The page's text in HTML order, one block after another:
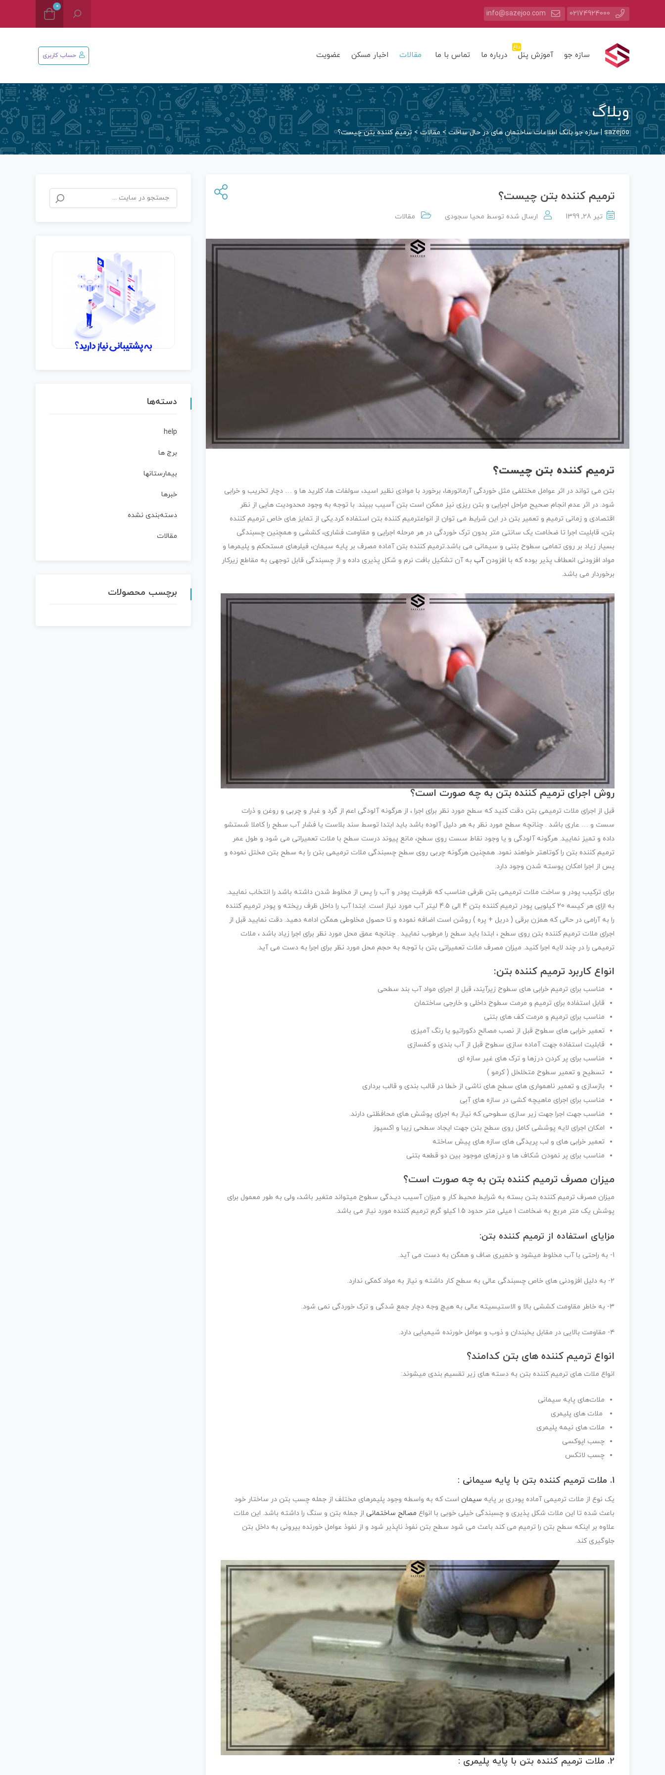
02174924000
info@sazejoo.com
0
سازه جو آموزش پنل
داغ
درباره ما تماس با ما مقالات اخبار مسکن عضویت حساب کاربری
وبلاگ
sazejoo | سازه جو بانک اطلاعات ساختمان های در حال ساخت >مقالات > ترمیم کننده بتن چیست؟
ترمیم کننده بتن چیست؟
تیر 28, 1399 ارسال شده توسط محیا سجودی مقالات
ترمیم کننده بتن چیست؟
بتن می تواند در اثر عوامل مختلفی مثل خوردگی آرماتورها، برخورد با موادی نظیر اسید، سولفات ها، کلرید ها و … دچار تخریب و خرابی
شود. در اثر عدم انجام صحیح مراحل اجرایی و بتن ریزی نیز ممکن است بتن آسیب ببیند. با توجه به وجود محدودیت هایی از نظر
اقتصادی و زمانی ترمیم و تعمیر بتن در این شرایط می توان از انواعترمیم کننده بتن استفاده کرد.یکی از تمایز های خاص ترمیم کننده
بتن، قابلیت اجرا تا ضخامت یک سانتی متر بدون ترک خوردگی در هر مرحله اجرایی و مقاومت فشاری، کششی و همچنین چسبندگی
بسیار زیاد بر روی تمامی سطوح بتنی و سیمانی می باشد.ترمیم کننده بتن آماده مصرف بر پایه سیمان، فیلرهای مستحکم و پلیمرها و
مواد افزودنی انعطاف پذیر بوده که با افزودنآب به آن تشکیل بافت نرم و شکل پذیری داده و از چسبندگی قابل توجهی به مقاطع زیرکار
برخوردار می باشد.
روش اجرای ترمیم کننده بتن به چه صورت است؟
قبل از اجرای ملات ترمیمی بتن دقت کنید که سطح مورد نظر برای اجرا ، از هرگونه آلودگی اعم از گرد و غبار و چربی و روغن و ذرات
سست و … عاری باشد . چنانچه سطح مورد نظر به هر دلیل آلوده باشد باید ابتدا توسط سند بلاست یا فشار آب سطح را کاملا شستشو
داده و تمیز نمایید. هرگونه آلودگی و یا وجود نقاط سست روی سطح، مانع پیوند درست سطح با ملات تعمیراتی می شود و طول عمر
ترمیم کننده بتن را کوتاهتر خواهند نمود. همچنین هرگونه چربی روی سطح چسبندگی ملات ترمیمی بتن را به سطح بتن مختل نموده و
پس از اجرا امکان پوسته شدن وجود دارد.
برای ترکیب پودر و ساخت ملات ترمیمی بتن ظرفی مناسب که ظرفیت پودر و آب را پس از مخلوط شدن داشته باشد را انتخاب نمایید.
به ازای هر کیسه 20 کیلویی پودر ترمیم کننده بتن 4 الی 4.5 لیتر آب مورد نیاز است. ابتدا آب را داخل ظرف ریخته و پودر ترمیم کننده
را به آرامی در حالی که همزن برقی ( دریل + پره ) روشن است اضافه نموده و تا حصول مخلوطی همگن ادامه دهید. دقت نمایید قبل از
اجرای ملات ترمیم کننده بتن روی سطح ، ابتدا باید سطح را مرطوب نمایید . چنانچه عمق محل مورد نظر برای اجرا زیاد باشد ، ملات
ترمیمی را در چند لایه اجرا کنید. میزان مصرف ملات تعمیراتی بتن با توجه به حجم محل مورد نظر برای اجرا به دست می آید.
انواع کاربرد ترمیم کننده بتن:
مناسب برای ترمیم خرابی های سطوح زیرآیند، قبل از اجرای مواد آب بند سطحی
قابل استفاده برای ترمیم و مرمت سطوح داخلی و خارجی ساختمان
مناسب برای ترمیم و مرمت کف های بتنی
تعمیر خرابی های سطوح قبل از نصب مصالح دکوراتیو یا رنگ آمیزی
قابلیت استفاده جهت آماده سازی سطوح قبل از آب بندی و کفسازی
مناسب برای پر کردن درزها و ترک های غیر سازه ای
تسطیح و تعمیر سطوح متخلخل ( کرمو )
بازسازی و تعمیر ناهمواری های سطح های ناشی از خطا در قالب بندی و قالب برداری
مناسب برای اجرای ماهیچه کشی در سازه های آبی
مناسب جهت اجرا جهت زیر سازی سطوحی که نیاز به اجرای پوشش های محافظتی دارند.
امکان اجرای لایه پوششی کامل روی سطح بتن جهت ایجاد سطحی زیبا و اکسپوز
تعمیر خرابی های و لب پریدگی های سازه های پیش ساخته
مناسب برای پر نمودن شکاف ها و درزهای موجود بین دو قطعه بتنی
میزان مصرف ترمیم کننده بتن به چه صورت است؟
میزان مصرف ترمیم کننده بتـن بسته به شرایط محیط کار و میزان آسیب دیـدگی سطوح میتواند متغیر باشد، ولی به طور معمول برای
پوشش یک متر مربع به ضخامت 1 میلی متر حدود 1.5 کیلو گرم ترمیم کننده مورد نیاز می باشد.
مزایای استفاده از ترمیم کننده بتن:
1- به راحتی با آب مخلوط میشود و خمیری صاف و همگن به دست می آید.
۲- به دلیل افزودنی های خاص چسبندگی عالی به سطح کار داشته و نیاز به مواد کمکی ندارد.
۳- به خاطر مقاومت کششی بالا و الاستیسیته عالی به هیچ وجه دچار جمع شدگی و ترک خوردگی نمی شود.
۴- مقاومت بالایی در مقابل یخبندان و ذوب و عوامل خورنده شیمیایی دارد.
انواع ترمیم کننده های بتن کدامند؟
انواع ملات های ترمیم کننده بتن به دسته های زیر تقسیم بندی میشوند:
ملات‌های پایه سیمانی
ملات های پلیمری
ملات های نیمه پلیمری
چسب‌ اپوکسی
چسب لاتکس
1. ملات ترمیم کننده بتن با پایه سیمانی :
یک نوع از ملات ترمیمی آماده پودری بر پایه سیمان است که به واسطه وجود پلیمرهای مختلف از جمله چسب بتن در ساختار خود
باعث شده تا این ملات شکل پذیری و چسبندگی خیلی خوبی با انواع مصالح ساختمانی از جمله بتن و سنگ را داشته باشد. این ملات
علاوه بر اینکه سطح بتن را ترمیم می کند باعث می شود سطح بتن نفوذ ناپذیر شود و از نفوذ عوامل خورنده بیرونی به داخل بتن
جلوگیری کند.
2. ملات ترمیم کننده بتن با پایه پلیمری :
دسته‌ها
help
برج ها
بیمارستانها
خبرها
دسته‌بندی نشده
مقالات
برچسب محصولات